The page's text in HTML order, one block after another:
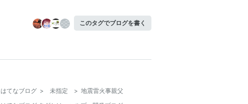
このタグでブログを書く
はてなブログ > 未指定 > 地震雷火事親父